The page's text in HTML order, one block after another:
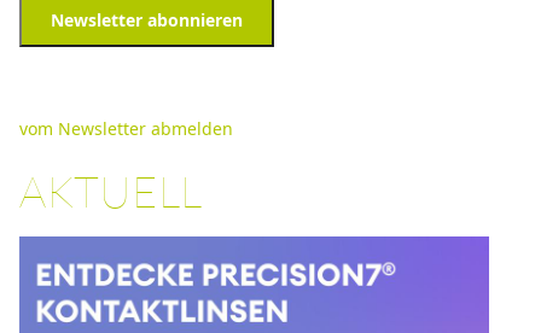
Newsletter abonnieren
vom Newsletter abmelden
AKTUELL